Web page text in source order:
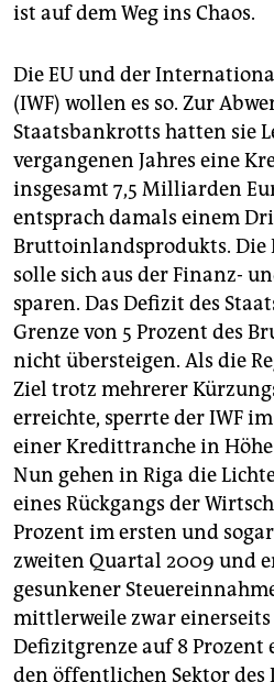
ist auf dem Weg ins Chaos.
Die EU und der
(IWF) wollen es so. Zur
Staatsbankrotts hatten sie
vergangenen Jahres eine
insgesamt 7,5 Milliarden
entsprach damals einem
Bruttoinlandsprodukts. Die
solle sich aus der Finanz-
sparen. Das Defizit des
Grenze von 5 Prozent des
nicht übersteigen. Als die
Ziel trotz mehrerer
erreichte, sperrte der IWF
einer Kredittranche in
Nun gehen in Riga die
eines Rückgangs der
Prozent im ersten und
zweiten Quartal 2009 und
gesunkener
mittlerweile zwar
Defizitgrenze auf 8 Prozent
den öffentlichen Sektor des